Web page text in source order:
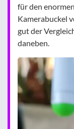
für den
Kamerabuckel
gut der
daneben.